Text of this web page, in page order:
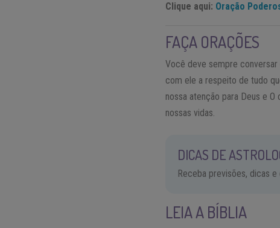
Clique aqui: Oração
FAÇA ORAÇÕES
Você deve sempre conversar
com ele a respeito de tudo
nossa atenção para Deus e
nossas vidas.
DICAS DE
Receba previsões, dicas
LEIA A BÍBLIA